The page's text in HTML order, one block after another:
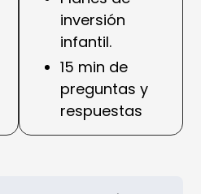
inversión
infantil.
15 min de
preguntas y
respuestas